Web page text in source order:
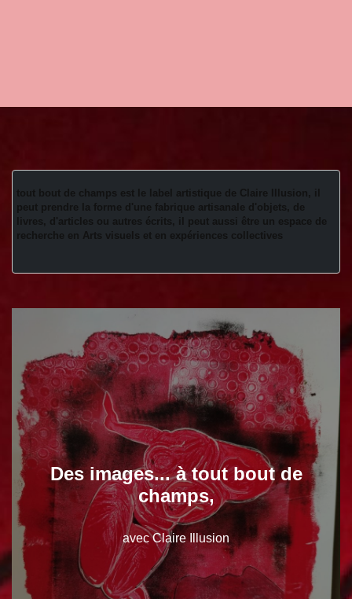
tout bout de champs est le label artistique de Claire Illusion, il
peut prendre la forme d'une fabrique artisanale d'objets, de
livres, d'articles ou autres écrits, il peut aussi être un espace de
recherche en Arts visuels et en expériences collectives
Des images... à tout bout de
champs,
avec Claire Illusion